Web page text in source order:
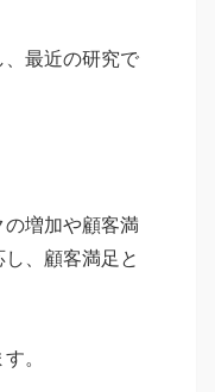
最近の研究で
増加や顧客満
、顧客満足と
。